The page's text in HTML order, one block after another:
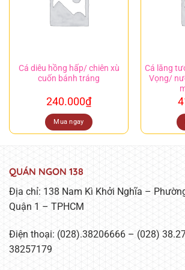
Cá diêu hồng hấp/ chiên xù
cuốn bánh tráng
240.000₫
Mua ngay
Cá lăng
Vọng/
QUÁN NGON 138
Địa chỉ: 138 Nam Kì Khởi Nghĩa –
Quận 1 – TPHCM
Điện thoại: (028).38206666 – (028)
38257179